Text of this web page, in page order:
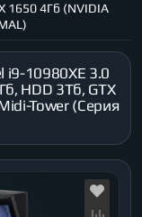
1650 4Гб (NVIDIA
i9-10980XE 3.0
HDD 3Тб, GTX
Tower (Серия